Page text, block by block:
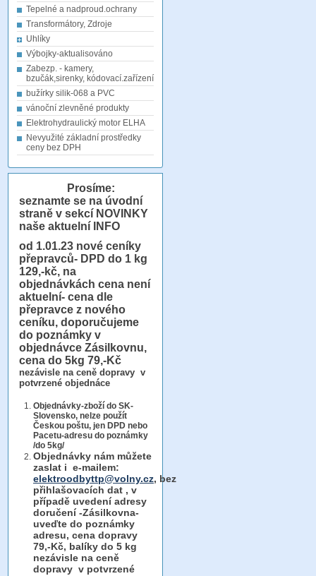
Tepelné a nadproud.ochrany
Transformátory, Zdroje
Uhlíky
Výbojky-aktualisováno
Zabezp. - kamery,
bzučák,sirenky, kódovací.zařízení
bužírky silik-068 a PVC
vánoční zlevněné produkty
Elektrohydraulický motor ELHA
Nevyužité základní prostředky
ceny bez DPH
Prosíme:
seznamte se na úvodní
straně v sekcí NOVINKY
naše aktuelní INFO
od 1.01.23 nové ceníky
přepravců- DPD do 1 kg
129,-kč, na
objednávkách cena není
aktuelní- cena dle
přepravce z nového
ceníku, doporučujeme
do poznámky v
objednávce Zásilkovnu,
cena do 5kg 79,-Kč
nezávisle na ceně dopravy v
potvrzené objednáce
Objednávky-zboží do SK-
Slovensko, nelze použít
Českou poštu, jen DPD nebo
Pacetu-adresu do poznámky
/do 5kg/
Objednávky nám můžete
zaslat i e-mailem:
elektroodbyttp@volny.cz, bez
přihlašovacích dat , v
případě uvedení adresy
doručení -Zásilkovna-
uveďte do poznámky
adresu, cena dopravy
79,-Kč, balíky do 5 kg
nezávisle na ceně
dopravy v potvrzené